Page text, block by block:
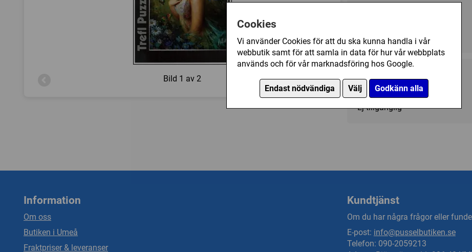
Cookies
Vi använder Cookies för att du ska kunna handla i vår
webbutik samt för att samla in data för hur vår webbplats
används och för vår marknadsföring hos Google.
Endast nödvändiga Välj Godkänn alla
Bild 1 av 2
Kategori(er):
Fantasy/Övrigt
149 kr
Ej tillgänglig
Information
Om oss
Butiken i Umeå
Fraktpriser & leveranser
Kundtjänst
Om du har några frågor eller
E-post: info@pusselbutiken.se
Telefon: 090-2059213